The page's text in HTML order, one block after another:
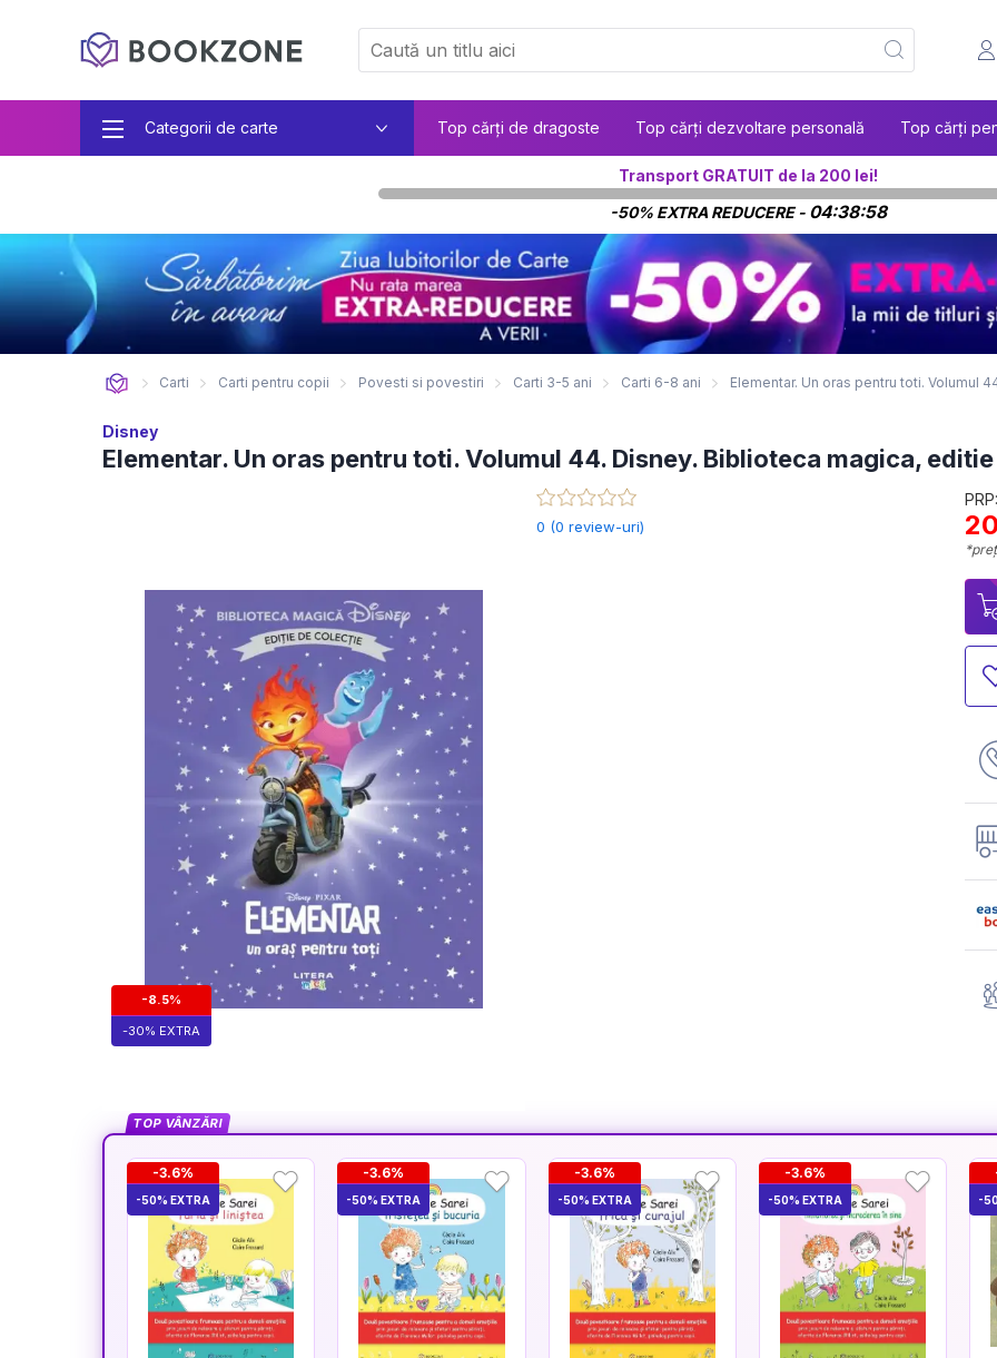
Categorii de carte Top cărți de dragoste Top cărți dezvoltare personală Top cărți
Transport GRATUIT de la 200 lei!
-50% EXTRA REDUCERE - 04:38:57
Carti Carti pentru copii Povesti si povestiri Carti 3-5 ani Carti 6-8 ani Elementar. Un oras pentru toti. Volumul
Disney
Elementar. Un oras pentru toti. Volumul 44. Disney. Biblioteca magica,
-8.5%
-30% EXTRA
0 (0 review-uri)
TOP VÂNZĂRI
-3.6%
-50% EXTRA
-3.6%
-50% EXTRA
-3.6%
-50% EXTRA
-3.6%
-50% EXTRA -